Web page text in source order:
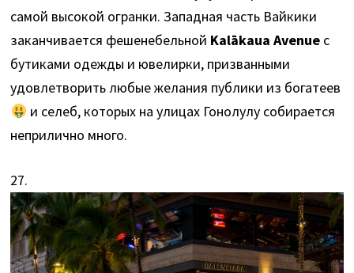
самой высокой огранки. Западная часть Вайкики
заканчивается фешенебельной Kalākaua Avenue с
бутиками одежды и ювелирки, призванными
удовлетворить любые желания публики из богатеев
и селеб, которых на улицах Гонолулу собирается
неприлично много.
27.